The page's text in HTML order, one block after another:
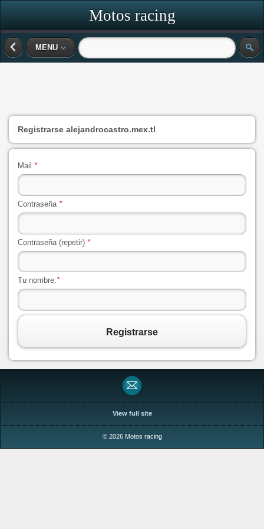
Motos racing
MENU
Registrarse alejandrocastro.mex.tl
Mail *
Contraseña *
Contraseña (repetir) *
Tu nombre:*
Registrarse
View full site
© 2026 Motos racing